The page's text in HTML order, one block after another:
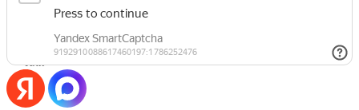
Запросить код
Уже есть аккаунт?Войти
Или